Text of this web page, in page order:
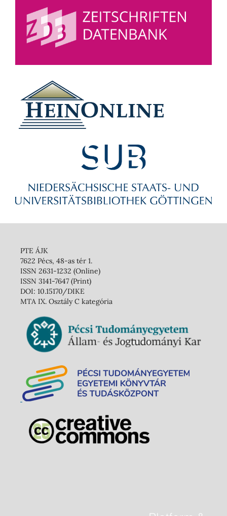
PTE ÁJK
7622 Pécs, 48-as tér 1.
ISSN 2631-1232 (Online)
ISSN 3141-7647 (Print)
DOI: 10.15170/DIKE
MTA IX. Osztály C kategória